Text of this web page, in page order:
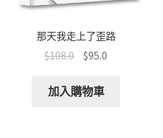
那天我走上了歪路
$108.0 $95.0
加入購物車